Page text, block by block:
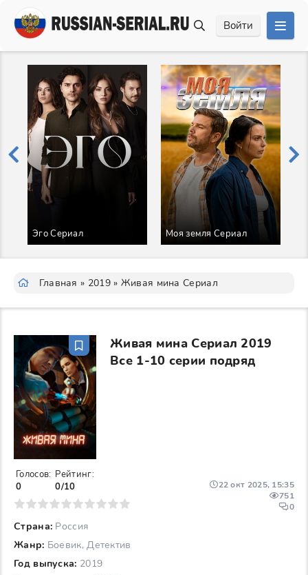
Войти
Эго Сериал Моя земля Сериал
Главная » 2019» Живая мина Сериал
Живая мина Сериал 2019
Все 1-10 серии подряд
Страна: Россия
Жанр: Боевик, Детектив
Год выпуска: 2019
22 окт 2025, 15:35
751
0
Голосов:
0
Рейтинг:
0/10
7 8 9 10